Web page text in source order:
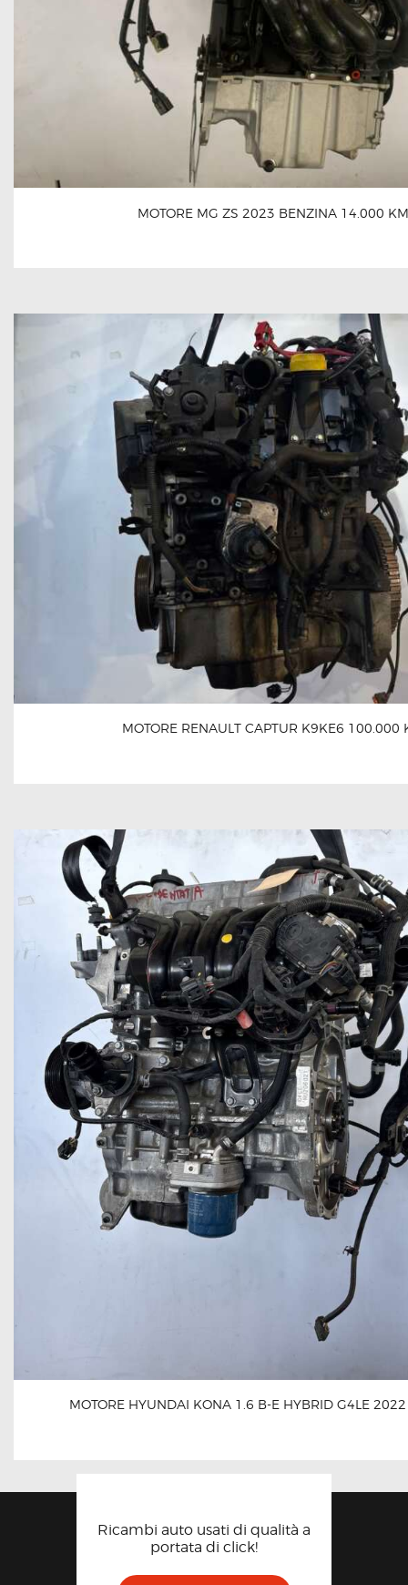
MOTORE MG ZS 2023 BENZINA 14.000 KM
MOTORE RENAULT CAPTUR K9KE6 100.000
MOTORE HYUNDAI KONA 1.6 B-E HYBRID G4LE
Ricambi auto usati di qualità a
portata di click!